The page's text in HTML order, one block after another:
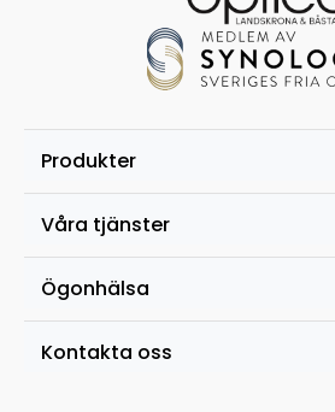
Produkter
Våra tjänster
Ögonhälsa
Kontakta oss